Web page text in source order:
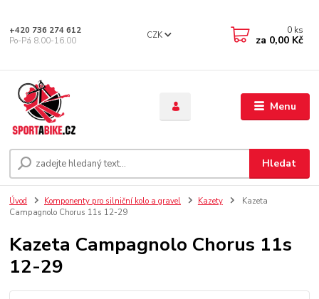
Menu
CZK
Hledat
+420 736 274 612
Po-Pá 8.00-16.00
0 ks
za 0,00 Kč
Úvod Komponenty pro silniční kolo a gravel Kazety
Kazeta
Campagnolo Chorus 11s 12-29
Kazeta Campagnolo Chorus 11s
12-29